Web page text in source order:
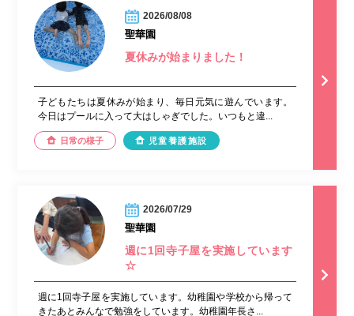
2026/08/08
聖華園
夏休みが始まりました！
子どもたちは夏休みが始まり、毎日元気に遊んでいます。
今日はプールに入って大はしゃぎでした。いつもと違...
日常の様子 児童養護施設
2026/07/29
聖華園
週に1回寺子屋を実施しています
☆
週に1回寺子屋を実施しています。幼稚園や学校から帰って
きたあとみんなで勉強をしています。幼稚園年長さ...